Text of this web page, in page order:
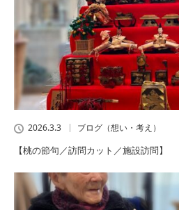
2026.3.3 ブログ（想い・考え）
【桃の節句／訪問カット／施設訪問】